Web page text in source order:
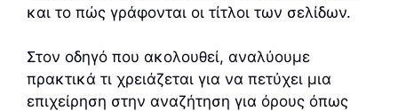
και το πώς γράφονται οι τίτλοι των σελίδων.
Στον οδηγό που ακολουθεί, αναλύουμε
πρακτικά τι χρειάζεται για να πετύχει μια
επιχείρηση στην αναζήτηση για όρους όπως